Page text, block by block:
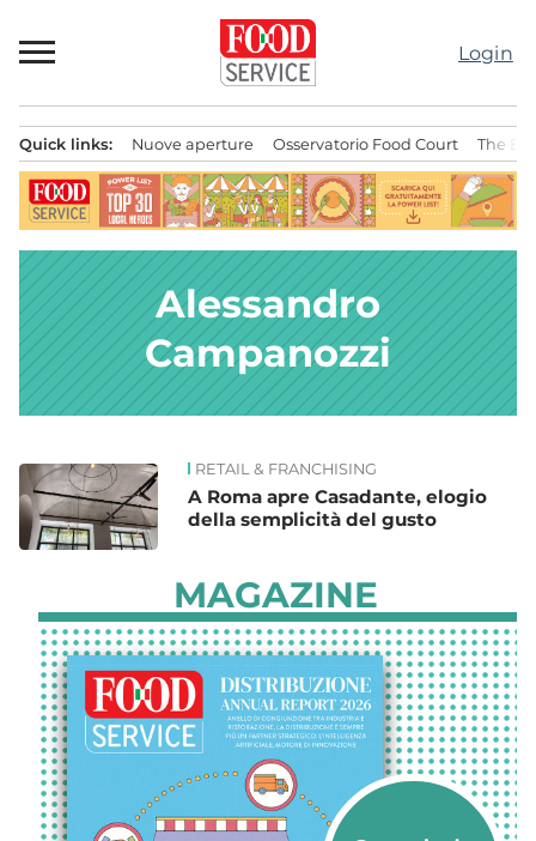
al
contenuto
Login
principale
Quick links: Nuove aperture Osservatorio Food Court The
Alessandro
Campanozzi
News RETAIL & FRANCHISING
A Roma apre Casadante, elogio
della semplicità del gusto
MAGAZINE